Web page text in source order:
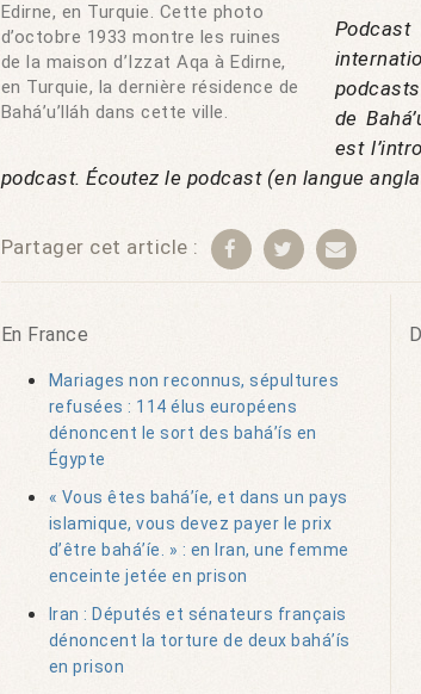
Edirne, en Turquie. Cette photo
d’octobre 1933 montre les ruines
de la maison d’Izzat Aqa à Edirne,
en Turquie, la dernière résidence de
Bahá’u’lláh dans cette ville.
de
est
podcast. Écoutez le podcast (en langue
Partager cet article :
En France
Mariages non reconnus, sépultures
refusées : 114 élus européens
dénoncent le sort des bahá’ís en
Égypte
« Vous êtes bahá’íe, et dans un pays
islamique, vous devez payer le prix
d’être bahá’íe. » : en Iran, une femme
enceinte jetée en prison
Iran : Députés et sénateurs français
dénoncent la torture de deux bahá’ís
en prison